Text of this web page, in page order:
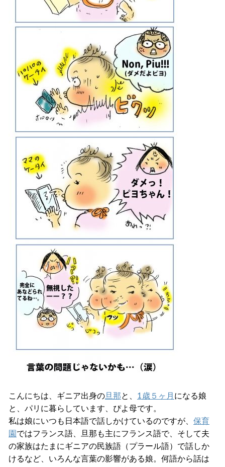
こんにちは、ギニア出身の旦那と、 1歳５ヶ月 になる娘
と、パリに暮らしています、ぴよ母です。
私は娘にいつも日本語で話しかけているのですが、 保育
園ではフランス語、旦那も主にフランス語で、そして夫
の家族はたまにギニアの民族語（プラール語）で話しか
けるなど、いろんな言葉の影響がある娘。何語から話は